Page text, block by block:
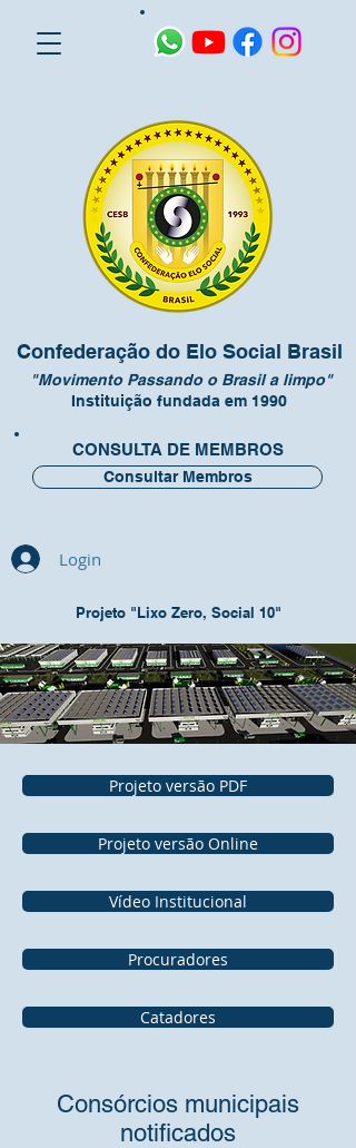
Confederação do Elo Social Brasil
"Movimento Passando o Brasil a limpo"
Instituição fundada em 1990
CONSULTA DE MEMBROS
Consultar Membros
Login
Projeto "Lixo Zero, Social 10"
Projeto versão PDF
Projeto versão Online
Vídeo Institucional
Procuradores
Catadores
Consórcios municipais
notificados